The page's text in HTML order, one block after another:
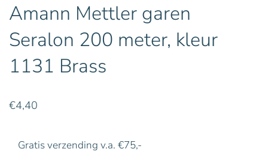
Amann Mettler garen
Seralon 200 meter, kleur
1131 Brass
€4,40
Gratis verzending v.a. €75,-